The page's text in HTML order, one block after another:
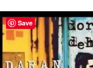
Save